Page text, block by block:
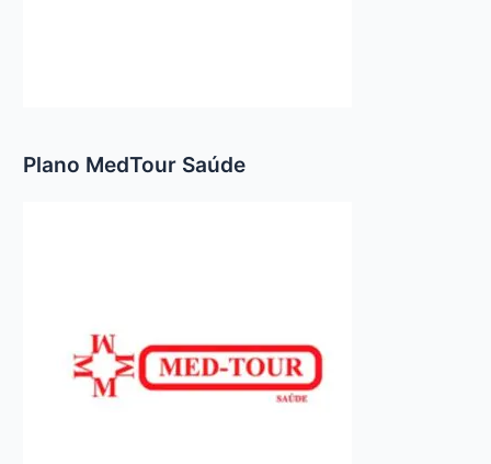
Plano MedTour Saúde